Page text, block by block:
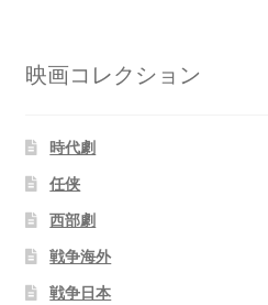
映画コレクション
時代劇
任侠
西部劇
戦争海外
戦争日本